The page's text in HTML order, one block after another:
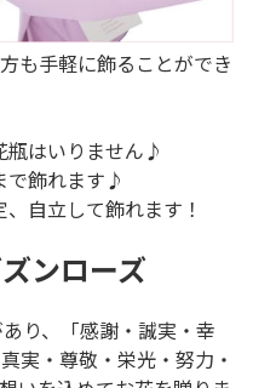
も手軽に飾ることができ
はいりません♪
飾れます♪
自立して飾れます！
ンローズ
り、「感謝・誠実・幸
実・尊敬・栄光・努力・